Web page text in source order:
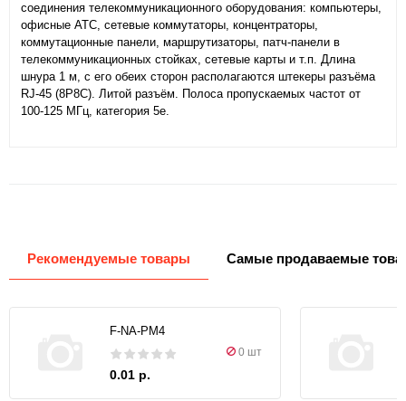
соединения телекоммуникационного оборудования: компьютеры,
офисные АТС, сетевые коммутаторы, концентраторы,
коммутационные панели, маршрутизаторы, патч-панели в
телекоммуникационных стойках, сетевые карты и т.п. Длина
шнура 1 м, с его обеих сторон располагаются штекеры разъёма
RJ-45 (8P8C). Литой разъём. Полоса пропускаемых частот от
100-125 МГц, категория 5е.
Рекомендуемые товары Самые продаваемые
F-NA-PM4
0 шт
0.01 р.